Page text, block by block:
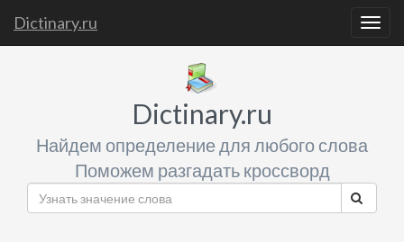
Dictinary.ru
Dictinary.ru
Найдем определение для любого слова
Поможем разгадать кроссворд